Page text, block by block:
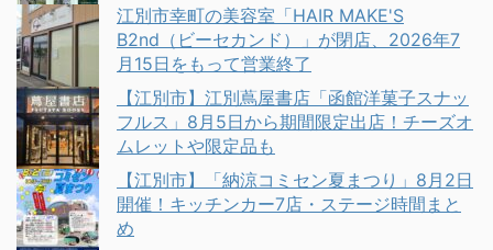
江別市幸町の美容室「HAIR MAKE'S
B2nd（ビーセカンド）」が閉店、2026年7
月15日をもって営業終了
【江別市】江別蔦屋書店「函館洋菓子スナッ
フルス」8月5日から期間限定出店！チーズオ
ムレットや限定品も
【江別市】「納涼コミセン夏まつり」8月2日
開催！キッチンカー7店・ステージ時間まと
め